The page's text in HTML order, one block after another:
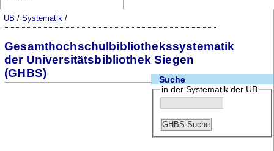
UB /Systematik /
Gesamthochschulbibliothekssystematik
der Universitätsbibliothek Siegen
(GHBS)
Suche
in der Systematik der UB